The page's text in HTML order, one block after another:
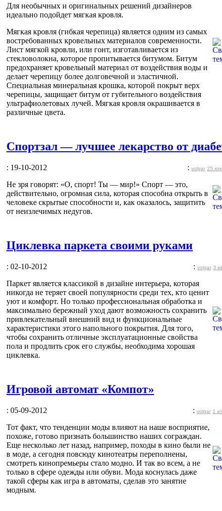
Для необычных и оригинальных решений дизайнеров
идеально подойдет мягкая кровля.
Мягкая кровля (гибкая черепица) является одним из самых
востребованных кровельных материалов современности.
Лист мягкой кровли, или гонт, изготавливается из
стекловолокна, которое пропитывается битумом. Битум
предохраняет кровельный материал от воздействия воды и
делает черепицу более долговечной и эластичной.
Специальная минеральная крошка, которой покрыт верх
черепицы, защищает битум от губительного воздействия
ультрафиолетовых лучей. Мягкая кровля окрашивается в
различные цвета.
Спортзал — лучшее лекарство от
: 19-10-2012 : volgar 25
Не зря говорят: «О, спорт! Ты — мир!» Спорт — это,
действительно, огромная сила, которая способна открыть в
человеке скрытые способности и, как оказалось, защитить
от неизлечимых недугов.
Циклевка паркета своими руками
: 02-10-2012 : volgar 3
Паркет является классикой в дизайне интерьера, которая
никогда не теряет своей популярности среди тех, кто ценит
уют и комфорт. Но только профессиональная обработка и
максимально бережный уход дают возможность сохранить
привлекательный внешний вид и функциональные
характеристики этого напольного покрытия. Для того,
чтобы сохранить отличные эксплуатационные свойства
пола и продлить срок его службы, необходима хорошая
циклевка.
Игровой автомат «Компот»
: 05-09-2012 : volgar 1
Тот факт, что тенденции моды влияют на наше восприятие,
похоже, готово признать большинство наших сограждан.
Еще несколько лет назад, например, походы в кино были не
в моде, а сегодня повсюду кинотеатры переполнены,
смотреть кинопремьеры стало модно. И так во всем, а не
только в сфере одежды или обуви. Мода коснулась даже
такой сферы как игра в автоматы, сделав это занятие
модным.